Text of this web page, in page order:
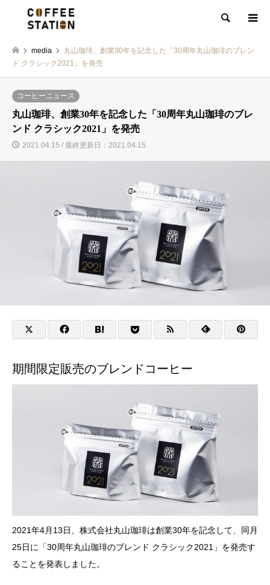
検索
media
丸山珈琲、創業30年を記念した「30周年丸山珈琲のブレン
ド クラシック2021」を発売
コーヒーニュース
丸山珈琲、創業30年を記念した「30周年丸山珈琲のブレ
ンド クラシック2021」を発売
2021.04.15 / 最終更新日：2021.04.15
期間限定販売のブレンドコーヒー
2021年4月13日、株式会社丸山珈琲は創業30年を記念して、同月
25日に「30周年丸山珈琲のブレンド クラシック2021」を発売す
ることを発表しました。